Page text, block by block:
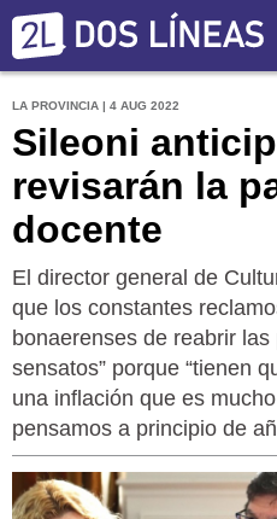
LA PROVINCIA | 4 AUG 2022
Sileoni
revisarán la
docente
El director general de
que los constantes
bonaerenses de reabrir
sensatos” porque “tienen
una inflación que es
pensamos a principio de